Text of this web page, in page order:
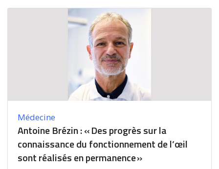
Médecine
Antoine Brézin : « Des progrès sur la
connaissance du fonctionnement de l’œil
sont réalisés en permanence »